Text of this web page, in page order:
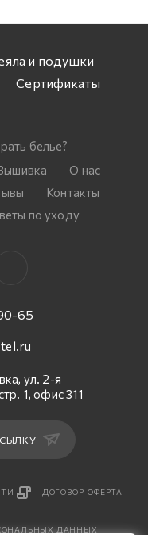
и подушки
Сертификаты
белье?
О нас
Контакты
по уходу
65
ул. 2-я
1, офис 311
ДОГОВОР-ОФЕРТА
ДАННЫХ